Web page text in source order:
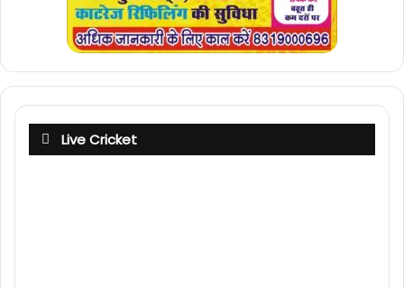
Live Cricket